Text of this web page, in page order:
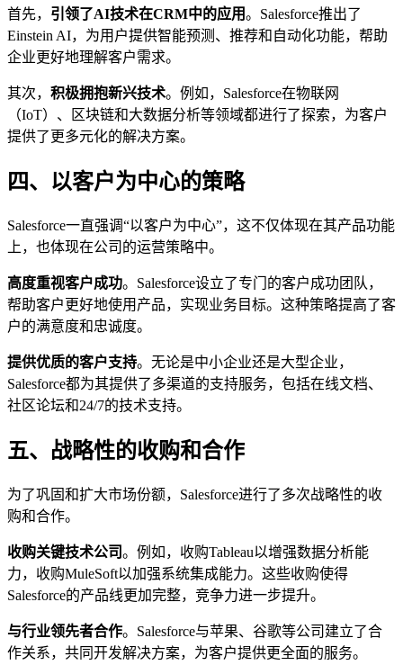
首先， 引领了AI技术在CRM中的应用。Salesforce推出了
Einstein AI，为用户提供智能预测、推荐和自动化功能，帮助
企业更好地理解客户需求。
其次， 积极拥抱新兴技术。例如，Salesforce在物联网
（IoT）、区块链和大数据分析等领域都进行了探索，为客户
提供了更多元化的解决方案。
四、以客户为中心的策略
Salesforce一直强调“以客户为中心”，这不仅体现在其产品功能
上，也体现在公司的运营策略中。
高度重视客户成功。Salesforce设立了专门的客户成功团队，
帮助客户更好地使用产品，实现业务目标。这种策略提高了客
户的满意度和忠诚度。
提供优质的客户支持。无论是中小企业还是大型企业，
Salesforce都为其提供了多渠道的支持服务，包括在线文档、
社区论坛和24/7的技术支持。
五、战略性的收购和合作
为了巩固和扩大市场份额，Salesforce进行了多次战略性的收
购和合作。
收购关键技术公司。例如，收购Tableau以增强数据分析能
力，收购MuleSoft以加强系统集成能力。这些收购使得
Salesforce的产品线更加完整，竞争力进一步提升。
与行业领先者合作。Salesforce与苹果、谷歌等公司建立了合
作关系，共同开发解决方案，为客户提供更全面的服务。